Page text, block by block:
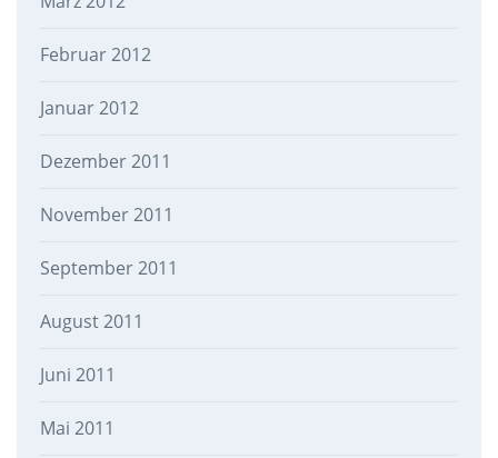
Februar 2012
Januar 2012
Dezember 2011
November 2011
September 2011
August 2011
Juni 2011
Mai 2011